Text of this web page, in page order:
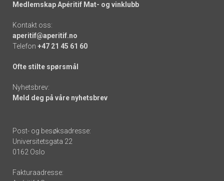
Medlemskap Apéritif Mat- og vinklubb
Kontakt oss:
aperitif@aperitif.no
Telefon +47 21 45 61 60
Ofte stilte spørsmål
Nyhetsbrev:
Meld deg på våre nyhetsbrev
Post- og besøksadresse:
Universitetsgata 22
0162 Oslo
Fakturaadresse: